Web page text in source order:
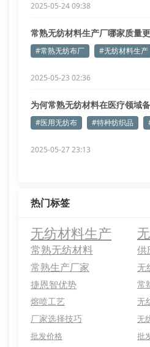
2025-05-24 09:38
常熟无纺材料生产厂哪家质量
#常熟无纺布厂 #无纺材料生产
2025-05-23 02:36
为何常熟无纺材料在医疗领域
#医用无纺布 #特种纺织品
2025-05-27 23:13
热门标签
无纺材料生产
常熟无纺材料
供
常熟生产厂家
无
捷恩智优势
常
熔喷工艺
无
厂家选择技巧
无
批发价格
批